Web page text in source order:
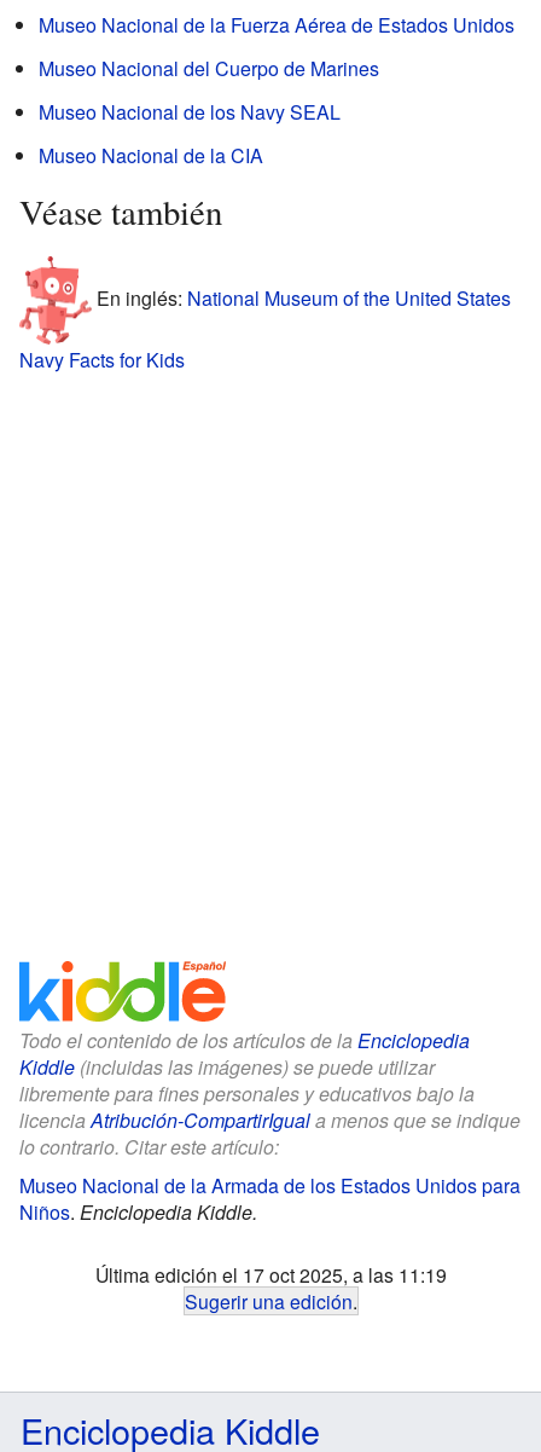
Museo Nacional de la Fuerza Aérea de Estados Unidos
Museo Nacional del Cuerpo de Marines
Museo Nacional de los Navy SEAL
Museo Nacional de la CIA
Véase también
En inglés: National Museum of the United States
Navy Facts for Kids
Todo el contenido de los artículos de la Enciclopedia
Kiddle (incluidas las imágenes) se puede utilizar
libremente para fines personales y educativos bajo la
licenciaAtribución-CompartirIguala menos que se indique
lo contrario. Citar este artículo:
Museo Nacional de la Armada de los Estados Unidos para
Niños. Enciclopedia Kiddle.
Última edición el 17 oct 2025, a las 11:19
Sugerir una edición.
Enciclopedia Kiddle